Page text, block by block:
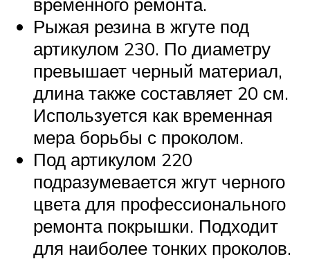
Рыжая резина в жгуте под
артикулом 230. По диаметру
превышает черный материал,
длина также составляет 20 см.
Используется как временная
мера борьбы с проколом.
Под артикулом 220
подразумевается жгут черного
цвета для профессионального
ремонта покрышки. Подходит
для наиболее тонких проколов.